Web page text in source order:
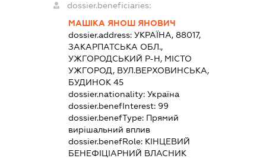
dossier.beneficiaries:
МАШІКА ЯНОШ ЯНОВИЧ
dossier.address:УКРАЇНА, 88017,
ЗАКАРПАТСЬКА ОБЛ.,
УЖГОРОДСЬКИЙ Р-Н, МІСТО
УЖГОРОД, ВУЛ.ВЕРХОВИНСЬКА,
БУДИНОК 45
dossier.nationality:Україна
dossier.benefInterest: 99
dossier.benefType: Прямий
вирішальний вплив
dossier.benefRole: КІНЦЕВИЙ
БЕНЕФІЦІАРНИЙ ВЛАСНИК